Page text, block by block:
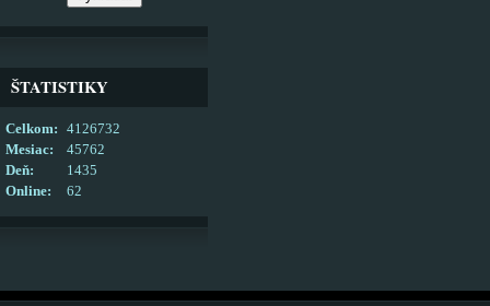
ŠTATISTIKY
Online: 62
Celkom:
4126732
Mesiac:
45762
Deň:
1435